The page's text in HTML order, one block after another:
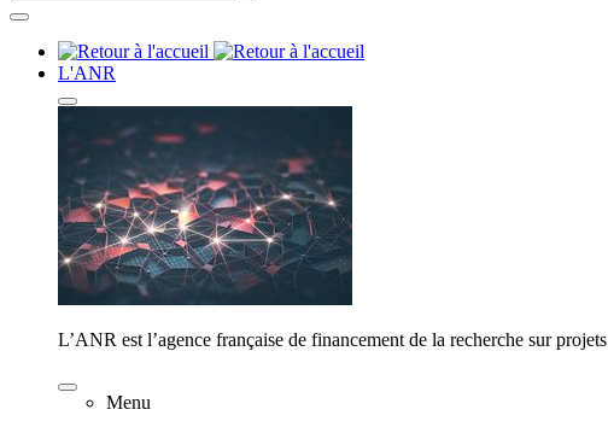
L'ANR
L’ANR est l’agence française de financement de la recherche sur projets
Menu